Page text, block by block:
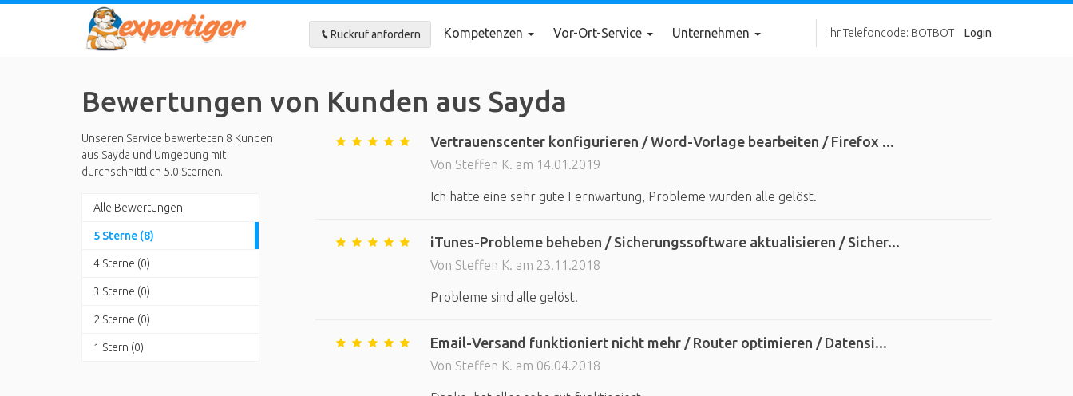
Rückruf anfordern Kompetenzen Vor-Ort-Service Unternehmen Ihr Telefoncode: BOTBOT Login
Bewertungen von Kunden aus Sayda
Unseren Service bewerteten 8 Kunden
aus Sayda und Umgebung mit
durchschnittlich 5.0 Sternen.
Alle Bewertungen
5 Sterne (8)
4 Sterne (0)
3 Sterne (0)
2 Sterne (0)
1 Stern (0)
Vertrauenscenter konfigurieren / Word-Vorlage bearbeiten / Firefox ...
Von Steffen K. am 14.01.2019
Ich hatte eine sehr gute Fernwartung, Probleme wurden alle gelöst.
iTunes-Probleme beheben / Sicherungssoftware aktualisieren / Sicher...
Von Steffen K. am 23.11.2018
Probleme sind alle gelöst.
Email-Versand funktioniert nicht mehr / Router optimieren / Datensi...
Von Steffen K. am 06.04.2018